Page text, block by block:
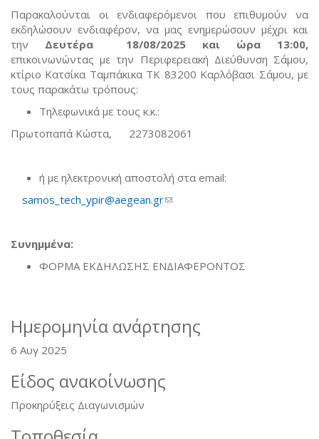
Παρακαλούνται οι ενδιαφερόμενοι που επιθυμούν να
εκδηλώσουν ενδιαφέρον, να μας ενημερώσουν μέχρι και
την Δευτέρα 18/08/2025 και ώρα 13:00,
επικοινωνώντας με την Περιφερειακή Διεύθυνση Σάμου,
κτίριο Κατσίκα Ταμπάκικα ΤΚ 83200 Καρλόβασι Σάμου, με
τους παρακάτω τρόπους:
Τηλεφωνικά με τους κ.κ.:
Πρωτοπαπά Κώστα, 2273082061
ή με ηλεκτρονική αποστολή στα email:
samos_tech_ypir@aegean.gr(link sends e-mail)
Συνημμένα:
ΦΟΡΜΑ ΕΚΔΗΛΩΣΗΣ ΕΝΔΙΑΦΕΡΟΝΤΟΣ
Ημερομηνία ανάρτησης
6 Αυγ 2025
Είδος ανακοίνωσης
Προκηρύξεις Διαγωνισμών